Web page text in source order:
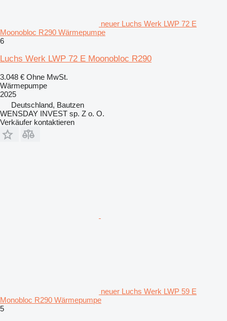
neuer Luchs Werk LWP 72 E
Moonobloc R290 Wärmepumpe
6
Luchs Werk LWP 72 E Moonobloc R290
3.048 € Ohne MwSt.
Wärmepumpe
2025
Deutschland, Bautzen
WENSDAY INVEST sp. Z o. O.
Verkäufer kontaktieren
neuer Luchs Werk LWP 59 E
Monobloc R290 Wärmepumpe
5